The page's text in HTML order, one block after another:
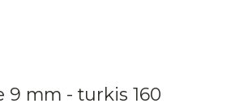
9 mm - turkis 160